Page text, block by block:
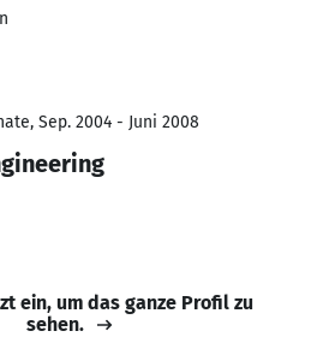
Sep. 2004 - Juni 2008
ein, um das ganze Profil zu
sehen.